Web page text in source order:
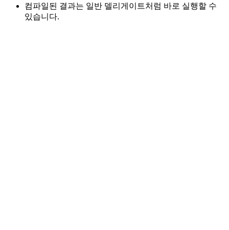
컴파일된 결과는 일반 델리게이트처럼 바로 실행할 수
있습니다.